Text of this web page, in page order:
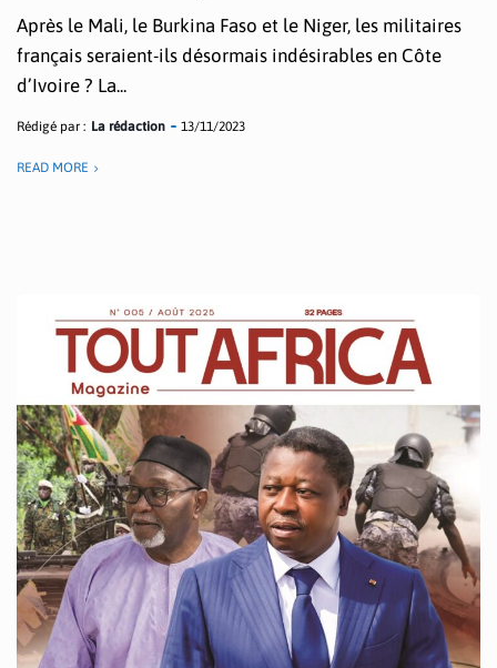
Après le Mali, le Burkina Faso et le Niger, les militaires
français seraient-ils désormais indésirables en Côte
d’Ivoire ? La...
Rédigé par : La rédaction 13/11/2023
READ MORE